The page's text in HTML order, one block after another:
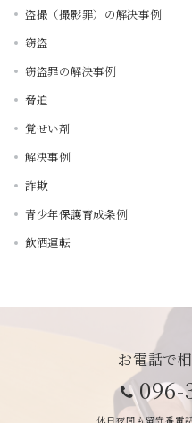
盗撮（撮影罪）の解決事例
窃盗
窃盗罪の解決事例
脅迫
覚せい剤
解決事例
詐欺
青少年保護育成条例
飲酒運転
お電話で
096-
休日夜間も留守番電